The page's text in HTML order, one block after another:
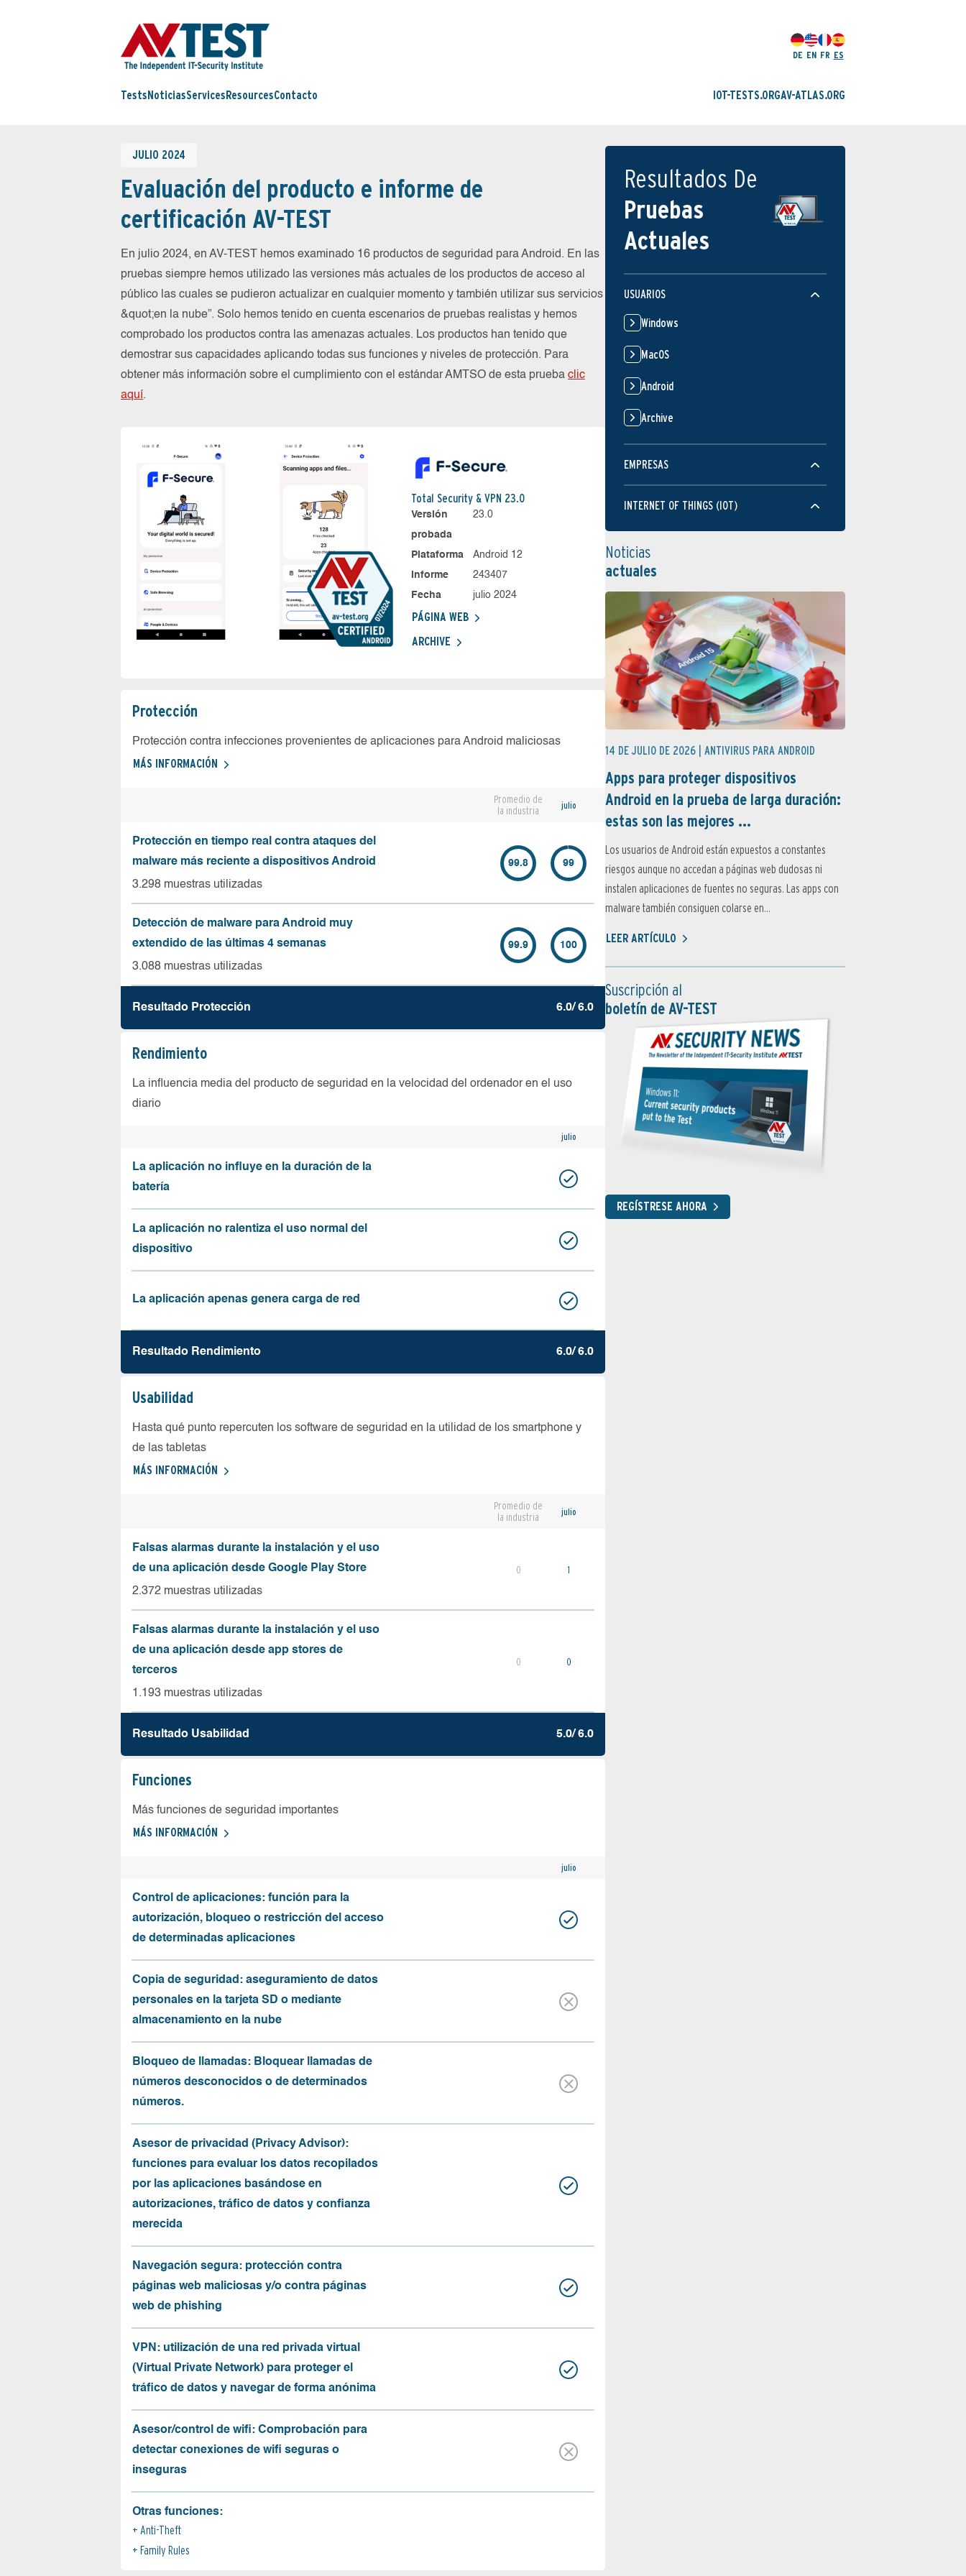
DE EN FR ES
Tests NoticiasServices ResourcesContacto IOT-TESTS.ORGAV-ATLAS.ORG
JULIO 2024
Evaluación del producto e informe de
certificación AV-TEST
En julio 2024, en AV-TEST hemos examinado 16 productos de seguridad para Android. En las
pruebas siempre hemos utilizado las versiones más actuales de los productos de acceso al
público las cuales se pudieron actualizar en cualquier momento y también utilizar sus servicios
&quot;en la nube”. Solo hemos tenido en cuenta escenarios de pruebas realistas y hemos
comprobado los productos contra las amenazas actuales. Los productos han tenido que
demostrar sus capacidades aplicando todas sus funciones y niveles de protección. Para
obtener más información sobre el cumplimiento con el estándar AMTSO de esta prueba clic
aquí.
Total Security & VPN 23.0
Versión
probada
23.0
Plataforma
Android 12
Informe
243407
Fecha
julio 2024
PÁGINA WEB
ARCHIVE
Protección
Protección contra infecciones provenientes de aplicaciones para Android maliciosas
MÁS INFORMACIÓN
Promedio de
la industria
julio
Protección en tiempo real contra ataques del
malware más reciente a dispositivos Android
3.298 muestras utilizadas
99.8 99
Detección de malware para Android muy
extendido de las últimas 4 semanas
3.088 muestras utilizadas
99.9 100
Resultado Protección 6.0/ 6.0
Rendimiento
La influencia media del producto de seguridad en la velocidad del ordenador en el uso
diario
julio
La aplicación no influye en la duración de la
batería
La aplicación no ralentiza el uso normal del
dispositivo
La aplicación apenas genera carga de red
Resultado Rendimiento 6.0/ 6.0
Usabilidad
Hasta qué punto repercuten los software de seguridad en la utilidad de los smartphone y
de las tabletas
MÁS INFORMACIÓN
Promedio de
la industria
julio
Falsas alarmas durante la instalación y el uso
de una aplicación desde Google Play Store
2.372 muestras utilizadas
0 1
Falsas alarmas durante la instalación y el uso
de una aplicación desde app stores de
terceros
1.193 muestras utilizadas
0 0
Resultado Usabilidad 5.0/ 6.0
Funciones
Más funciones de seguridad importantes
MÁS INFORMACIÓN
julio
Control de aplicaciones: función para la
autorización, bloqueo o restricción del acceso
de determinadas aplicaciones
Copia de seguridad: aseguramiento de datos
personales en la tarjeta SD o mediante
almacenamiento en la nube
Bloqueo de llamadas: Bloquear llamadas de
números desconocidos o de determinados
números.
Asesor de privacidad (Privacy Advisor):
funciones para evaluar los datos recopilados
por las aplicaciones basándose en
autorizaciones, tráfico de datos y confianza
merecida
Navegación segura: protección contra
páginas web maliciosas y/o contra páginas
web de phishing
VPN: utilización de una red privada virtual
(Virtual Private Network) para proteger el
tráfico de datos y navegar de forma anónima
Asesor/control de wifi: Comprobación para
detectar conexiones de wifi seguras o
inseguras
Otras funciones:
Anti-Theft
Family Rules
Resultados De
Pruebas
Actuales
USUARIOS
Windows
MacOS
Android
Archive
EMPRESAS
INTERNET OF THINGS (IOT)
Noticias
actuales
14 DE JULIO DE 2026 | ANTIVIRUS PARA ANDROID
Apps para proteger dispositivos
Android en la prueba de larga duración:
estas son las mejores ...
Los usuarios de Android están expuestos a constantes
riesgos aunque no accedan a páginas web dudosas ni
instalen aplicaciones de fuentes no seguras. Las apps con
malware también consiguen colarse en...
LEER ARTÍCULO
Suscripción al
boletín de AV-TEST
REGÍSTRESE AHORA